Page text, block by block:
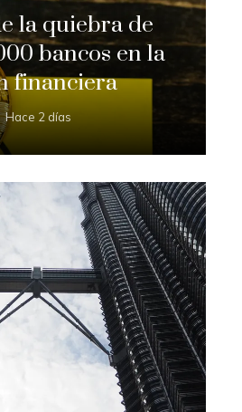
la quiebra de
bancos en la
financiera
Hace 2 días